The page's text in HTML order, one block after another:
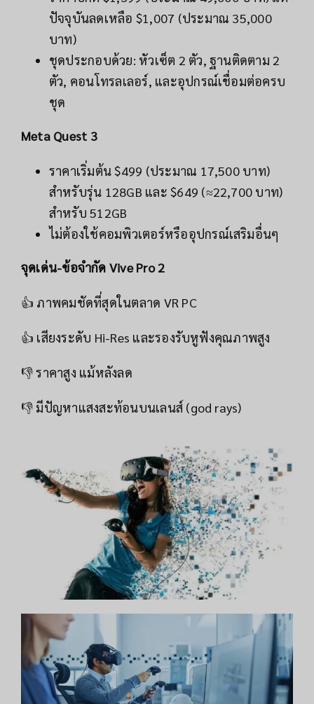
ปัจจุบันลดเหลือ $1,007 (ประมาณ 35,000
บาท)
ชุดประกอบด้วย: หัวเซ็ต 2 ตัว, ฐานติดตาม 2
ตัว, คอนโทรลเลอร์, และอุปกรณ์เชื่อมต่อครบ
ชุด
Meta Quest 3
ราคาเริ่มต้น $499 (ประมาณ 17,500 บาท)
สำหรับรุ่น 128GB และ $649 (≈22,700 บาท)
สำหรับ 512GB
ไม่ต้องใช้คอมพิวเตอร์หรืออุปกรณ์เสริมอื่นๆ
จุดเด่น-ข้อจำกัด Vive Pro 2
👍 ภาพคมชัดที่สุดในตลาด VR PC
👍 เสียงระดับ Hi-Res และรองรับหูฟังคุณภาพสูง
👎 ราคาสูง แม้หลังลด
👎 มีปัญหาแสงสะท้อนบนเลนส์ (god rays)